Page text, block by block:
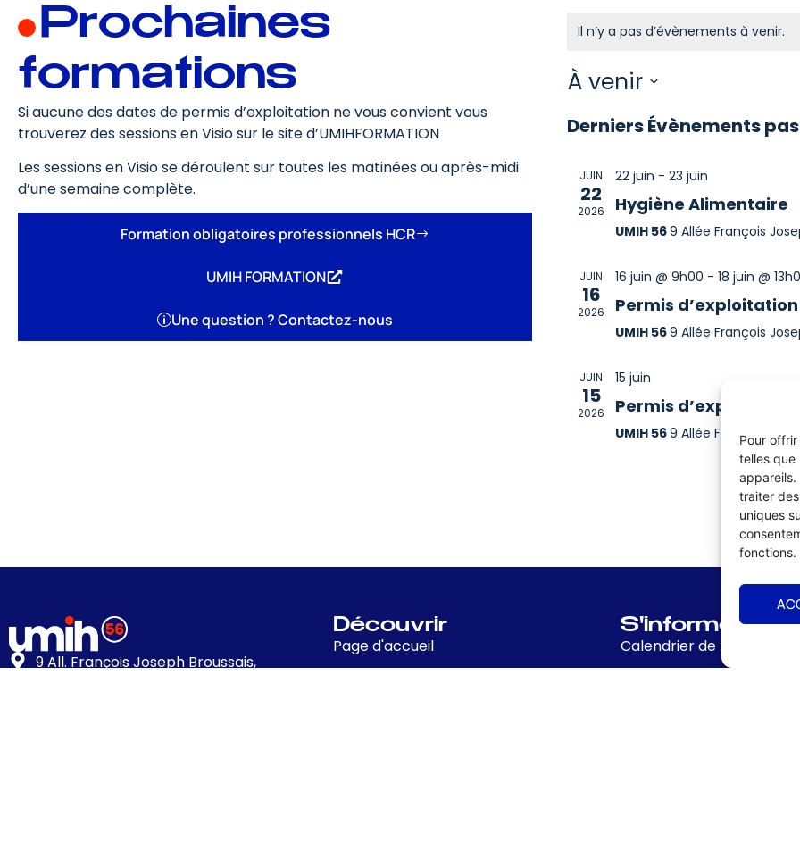
Pour
telles que
traiter
uniques
fonctions.
Prochaines
formations
Si aucune des dates de permis d’exploitation ne vous convient vous
trouverez des sessions en Visio sur le site d’UMIHFORMATION
Les sessions en Visio se déroulent sur toutes les matinées ou après-midi
d’une semaine complète.
Formation obligatoires professionnels HCR
UMIH FORMATION
Une question ? Contactez-nous
Il n’y a pas d’évènements à venir.
À venir
une
date.
Derniers Évènements
JUIN
22
2026
22 juin -23 juin
Hygiène Alimentaire
UMIH 569 Allée François
JUIN
16
2026
16 juin @ 9h00 -18 juin @
Permis
UMIH 569 Allée François
JUIN
15
2026
15 juin
Permis
UMIH 569 Allée François
9 All. François Joseph Broussais,
Découvrir
Page d'accueil
S'informer
Calendrier de formation